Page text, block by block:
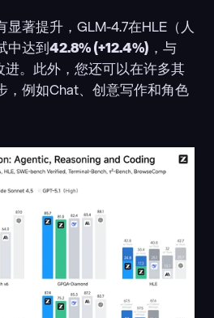
著提升，GLM-4.7在HLE（人
中达到42.8% (+12.4%) ，与
。此外，您还可以在许多其
，例如Chat、创意写作和角色